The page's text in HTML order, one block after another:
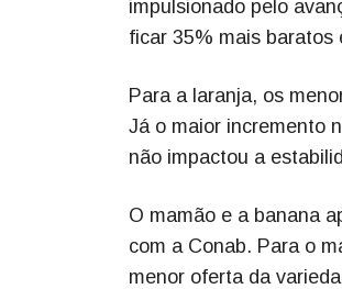
impulsionado pelo
ficar 35% mais baratos
Para a laranja, os
Já o maior incremento
não impactou a
O mamão e a banana
com a Conab. Para o
menor oferta da